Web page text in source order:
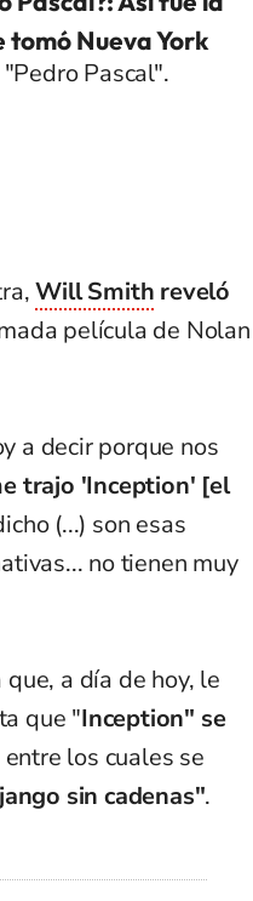
Nueva York
Pascal".
Will Smith reveló
película de Nolan
a decir porque nos
trajo 'Inception' [el
(...) son esas
no tienen muy
a día de hoy, le
que "Inception" se
entre los cuales se
sin cadenas".